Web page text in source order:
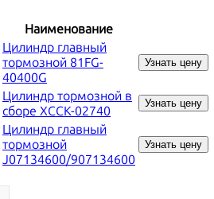
Наименование
Цилиндр главный
тормозной 81FG-
40400G
Узнать цену
Цилиндр тормозной в
сборе XCCK-02740
Узнать цену
Цилиндр главный
тормозной
J07134600/907134600
Узнать цену